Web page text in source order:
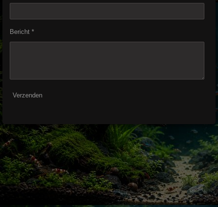
Bericht *
Verzenden